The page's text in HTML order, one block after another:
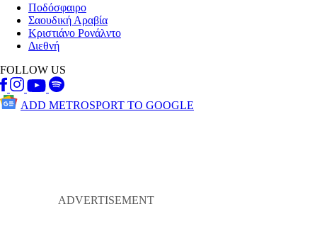
Ποδόσφαιρο
Σαουδική Αραβία
Κριστιάνο Ρονάλντο
Διεθνή
FOLLOW US
ADD METROSPORT TO GOOGLE